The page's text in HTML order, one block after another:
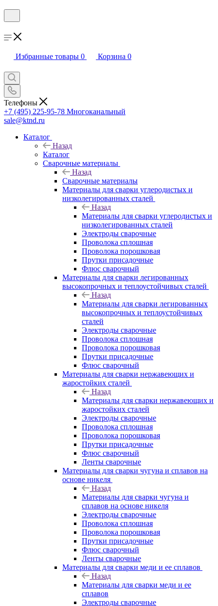
Избранные товары 0 Корзина 0
Телефоны
+7 (495) 225-95-78 Многоканальный
sale@ktnd.ru
Каталог
Назад
Каталог
Сварочные материалы
Назад
Сварочные материалы
Материалы для сварки углеродистых и
низколегированных сталей
Назад
Материалы для сварки углеродистых и
низколегированных сталей
Электроды сварочные
Проволока сплошная
Проволока порошковая
Прутки присадочные
Флюс сварочный
Материалы для сварки легированных
высокопрочных и теплоустойчивых сталей
Назад
Материалы для сварки легированных
высокопрочных и теплоустойчивых
сталей
Электроды сварочные
Проволока сплошная
Проволока порошковая
Прутки присадочные
Флюс сварочный
Материалы для сварки нержавеющих и
жаростойких сталей
Назад
Материалы для сварки нержавеющих и
жаростойких сталей
Электроды сварочные
Проволока сплошная
Проволока порошковая
Прутки присадочные
Флюс сварочный
Ленты сварочные
Материалы для сварки чугуна и сплавов на
основе никеля
Назад
Материалы для сварки чугуна и
сплавов на основе никеля
Электроды сварочные
Проволока сплошная
Проволока порошковая
Прутки присадочные
Флюс сварочный
Ленты сварочные
Материалы для сварки меди и ее сплавов
Назад
Материалы для сварки меди и ее
сплавов
Электроды сварочные